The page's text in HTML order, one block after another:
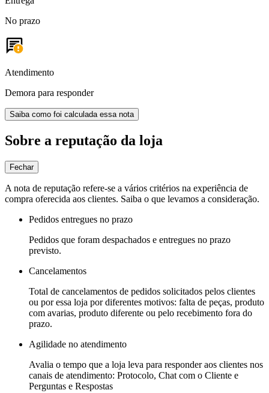
No prazo
Atendimento
Demora para responder
Saiba como foi calculada essa nota
Sobre a reputação da loja
Fechar
A nota de reputação refere-se a vários critérios na experiência de
compra oferecida aos clientes. Saiba o que levamos a consideração.
Pedidos entregues no prazo
Pedidos que foram despachados e entregues no prazo
previsto.
Cancelamentos
Total de cancelamentos de pedidos solicitados pelos clientes
ou por essa loja por diferentes motivos: falta de peças, produto
com avarias, produto diferente ou pelo recebimento fora do
prazo.
Agilidade no atendimento
Avalia o tempo que a loja leva para responder aos clientes nos
canais de atendimento: Protocolo, Chat com o Cliente e
Perguntas e Respostas